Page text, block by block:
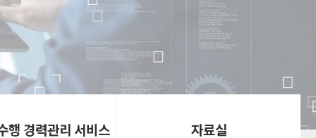
행 경력관리 서비스 자료실